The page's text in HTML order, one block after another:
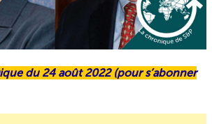
du 24 août 2022 (pour s’abonner